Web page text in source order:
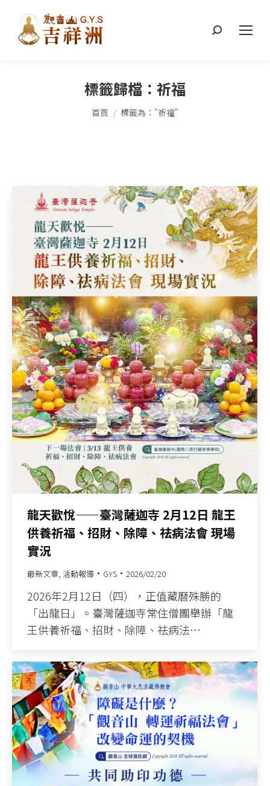
搜
標籤歸檔： 祈福
您在這裡：
首頁 標籤為："祈福"
龍天歡悅——臺灣薩迦寺 2月12日 龍王
供養祈福、招財、除障、祛病法會 現場
實況
最新文章 活動報導 GYS 2026/02/20
2026年2月12日（四），正值藏曆殊勝的
「出龍日」。臺灣薩迦寺常住僧團舉辦「龍
王供養祈福、招財、除障、祛病法…